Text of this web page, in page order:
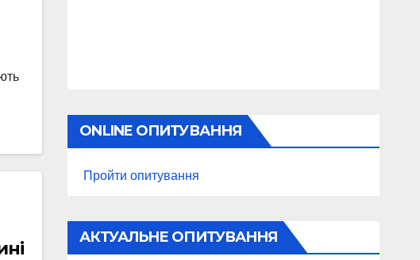
ONLINE ОПИТУВАННЯ
Пройти опитування
АКТУАЛЬНЕ ОПИТУВАННЯ